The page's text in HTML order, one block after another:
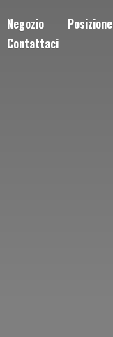
Negozio
Posizione
Contattaci